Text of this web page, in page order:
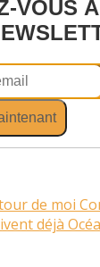
de moi
déjà
VOUS À